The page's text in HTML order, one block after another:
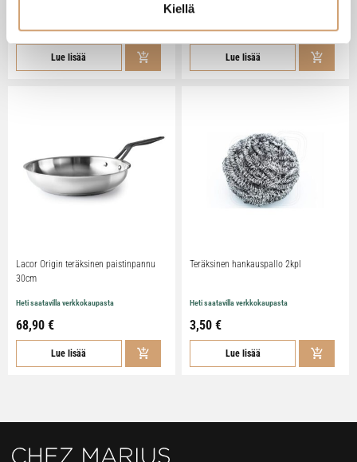
Kiellä
48,90 €
Lue lisää
Heti saatavilla verkkokaupasta
55,90 €
Lue lisää
Lacor Origin teräksinen paistinpannu
30cm
Heti saatavilla verkkokaupasta
68,90 €
Lue lisää
Teräksinen hankauspallo 2kpl
Heti saatavilla verkkokaupasta
3,50 €
Lue lisää